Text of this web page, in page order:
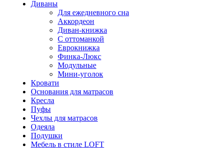
Диваны
Для ежедневного сна
Аккордеон
Диван-книжка
С оттоманкой
Еврокнижка
Финка-Люкс
Модульные
Мини-уголок
Кровати
Основания для матрасов
Кресла
Пуфы
Чехлы для матрасов
Одеяла
Подушки
Мебель в стиле LOFT